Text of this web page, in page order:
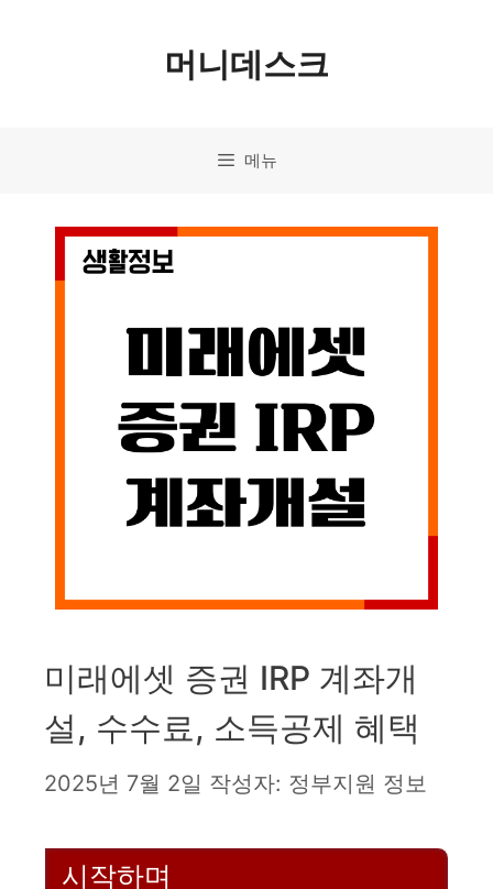
머니데스크
메뉴
미래에셋 증권 IRP 계좌개
설, 수수료, 소득공제 혜택
2025년 7월 2일 작성자: 정부지원 정보
시작하며